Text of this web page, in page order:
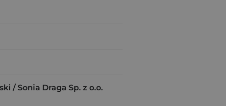
/ Sonia Draga Sp. z o.o.